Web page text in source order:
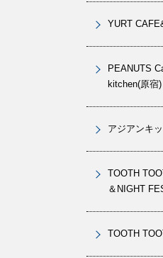
YURT
PEANUTS
kitchen(原宿)
アジアンキ
TOOTH
＆NIGHT
TOOTH